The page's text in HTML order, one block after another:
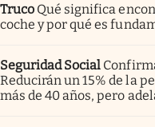
Truco Qué significa
coche y por qué es
Seguridad Social
Reducirán un 15% de la
más de 40 años, pero